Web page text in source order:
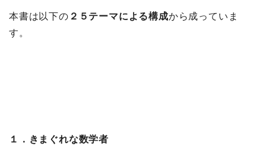
本書は以下の ２５テーマによる構成から成っていま
す。
１．きまぐれな数学者